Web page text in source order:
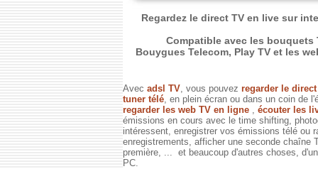
Regardez le direct TV en live sur
Compatible avec les bouquets
Bouygues Telecom, Play TV et les
Avec adsl TV , vous pouvez regarder le
tuner télé , en plein écran ou dans un coin de
regarder les web TV en ligne
écouter les
émissions en cours avec le time shifting,
intéressent, enregistrer vos émissions télé ou
enregistrements, afficher une seconde chaîne
première, ... et beaucoup d'autres choses,
PC.